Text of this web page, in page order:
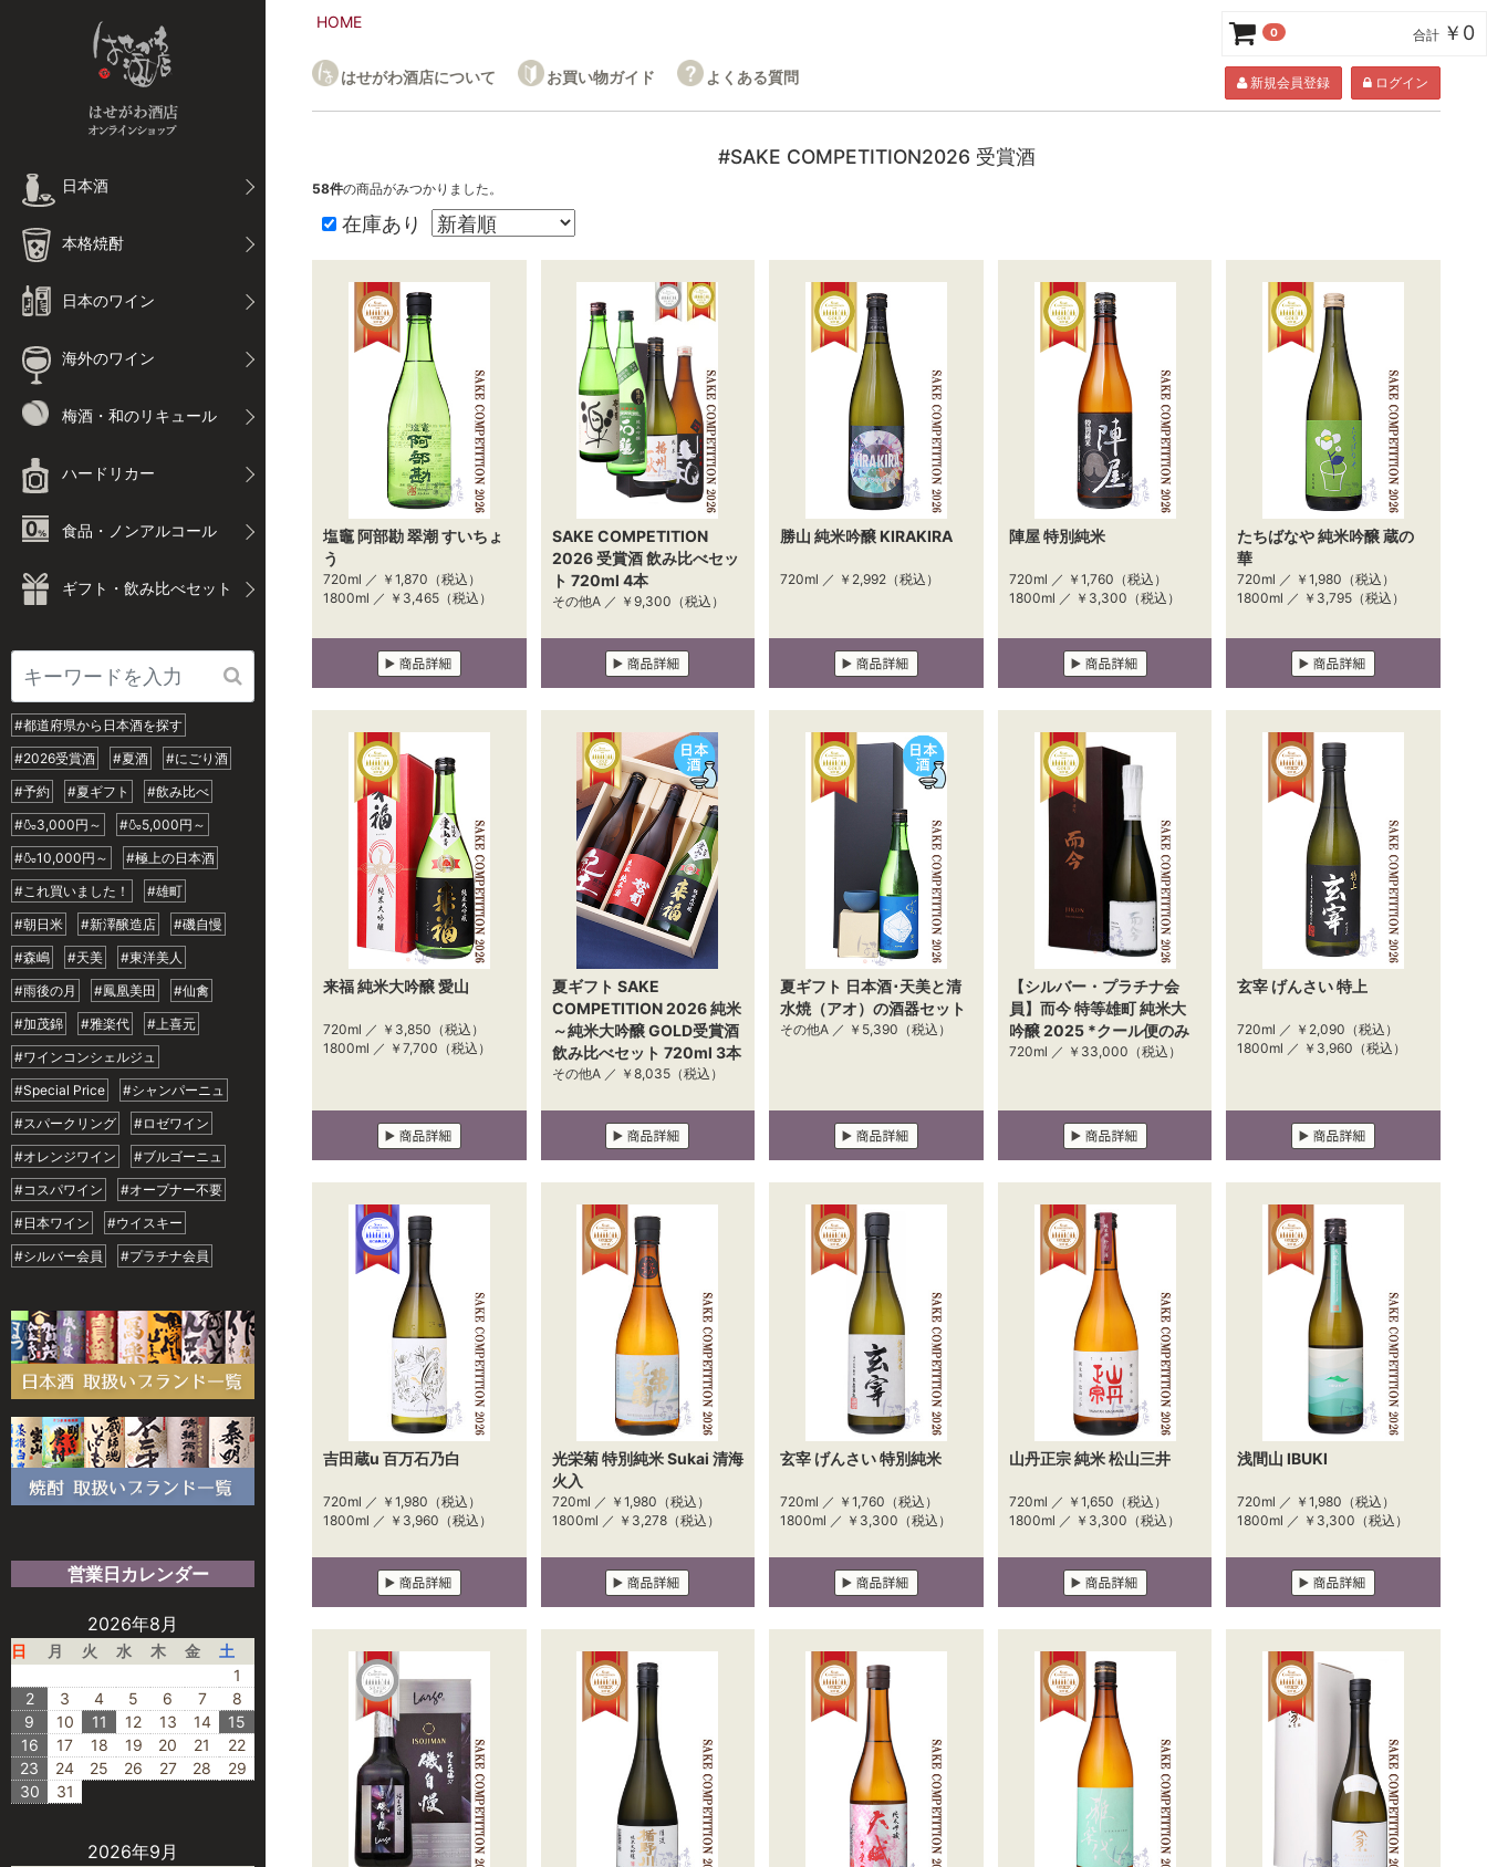
日本酒
本格焼酎
日本のワイン
海外のワイン
梅酒・和のリキュール
ハードリカー
食品・ノンアルコール
ギフト・飲み比べセット
#都道府県から日本酒を探す
#2026受賞酒
#夏酒
#にごり酒
#予約
#夏ギフト
#飲み比べ
#🍶3,000円～
#🍶5,000円～
#🍶10,000円～
#極上の日本酒
#これ買いました！
#雄町
#朝日米
#新澤醸造店
#磯自慢
#森嶋
#天美
#東洋美人
#雨後の月
#鳳凰美田
#仙禽
#加茂錦
#雅楽代
#上喜元
#ワインコンシェルジュ
#Special Price
#シャンパーニュ
#スパークリング
#ロゼワイン
#オレンジワイン
#ブルゴーニュ
#コスパワイン
#オープナー不要
#日本ワイン
#ウイスキー
#シルバー会員
#プラチナ会員
営業日カレンダー
2026年8月
日 月 火 水 木 金
土
1
2
3 4 5 6 7
8
9
10 11 12 13 14
15
16
17 18 19 20 21
22
23
24 25 26 27 28
29
30
31
2026年9月
HOME
はせがわ酒店について お買い物ガイド よくある質問 新規会員登録 ログイン
#SAKE COMPETITION2026 受賞酒
58件の商品がみつかりました。
在庫あり
塩竈 阿部勘 翠潮 すいちょ
う
720ml ／ ￥1,870 （税込）
1800ml ／ ￥3,465 （税込）
SAKE COMPETITION
2026 受賞酒 飲み比べセッ
ト 720ml 4本
その他A ／ ￥9,300 （税込）
勝山 純米吟醸 KIRAKIRA
720ml ／ ￥2,992 （税込）
陣屋 特別純米
720ml ／ ￥1,760 （税込）
1800ml ／ ￥3,300 （税込）
たちばなや 純米吟醸 蔵の
華
720ml ／ ￥1,980 （税込）
1800ml ／ ￥3,795 （税込）
来福 純米大吟醸 愛山
720ml ／ ￥3,850 （税込）
1800ml ／ ￥7,700 （税込）
夏ギフト SAKE
COMPETITION 2026 純米
～純米大吟醸 GOLD受賞酒
飲み比べセット 720ml 3本
その他A ／ ￥8,035（税込）
夏ギフト 日本酒･天美と清
水焼（アオ）の酒器セット
その他A ／ ￥5,390 （税込）
【シルバー・プラチナ会
員】而今 特等雄町 純米大
吟醸 2025 *クール便のみ
720ml ／ ￥33,000 （税込）
玄宰 げんさい 特上
720ml ／ ￥2,090 （税込）
1800ml ／ ￥3,960 （税込）
吉田蔵u 百万石乃白
720ml ／ ￥1,980 （税込）
1800ml ／ ￥3,960 （税込）
光栄菊 特別純米 Sukai 清海
火入
720ml ／ ￥1,980 （税込）
1800ml ／ ￥3,278（税込）
玄宰 げんさい 特別純米
720ml ／ ￥1,760 （税込）
1800ml ／ ￥3,300 （税込）
山丹正宗 純米 松山三井
720ml ／ ￥1,650 （税込）
1800ml ／ ￥3,300 （税込）
浅間山 IBUKI
720ml ／ ￥1,980 （税込）
1800ml ／ ￥3,300 （税込）
0 合計 ￥0